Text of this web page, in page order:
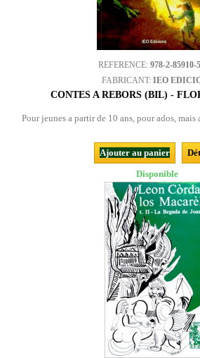
REFERENCE: 978-2-85910-
FABRICANT: IEO
CONTES A REBORS (BIL) -
Pour jeunes a partir de 10 ans, pour ados, mais
Ajouter au panier
Disponible